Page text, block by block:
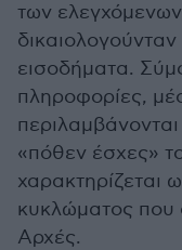
των
εισοδήματα.
πληροφορίες,
«πόθεν έσχες»
χαρακτηρίζεται
κυκλώματος που
Αρχές.